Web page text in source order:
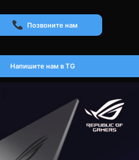
Позвоните нам
Напишите нам в TG